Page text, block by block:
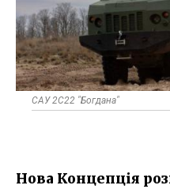
САУ 2С22 "Богдана"
Нова Концепція